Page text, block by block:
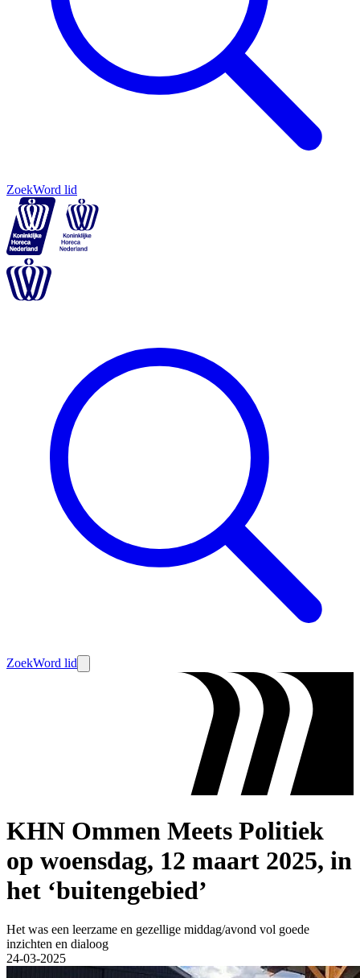
ZoekWord lid
ZoekWord lid
KHN Ommen Meets Politiek
op woensdag, 12 maart 2025, in
het ‘buitengebied’
Het was een leerzame en gezellige middag/avond vol goede
inzichten en dialoog
24-03-2025